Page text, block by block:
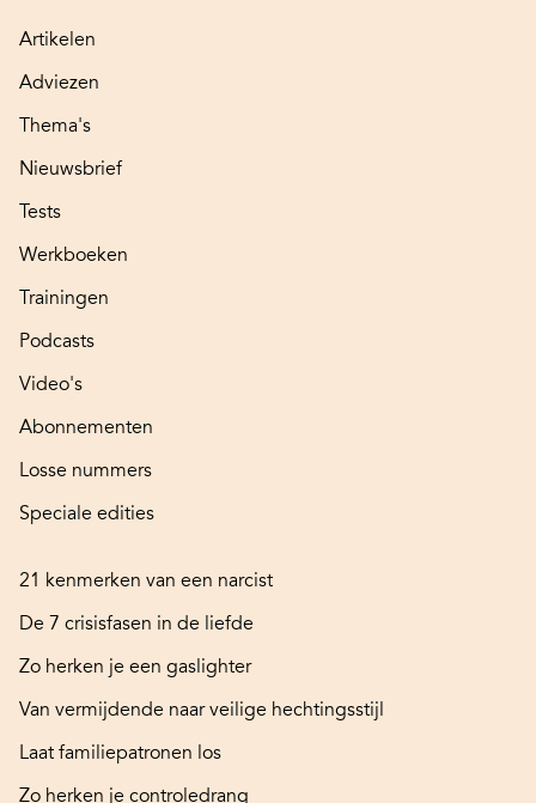
Artikelen
Adviezen
Thema's
Nieuwsbrief
Tests
Werkboeken
Trainingen
Podcasts
Video's
Abonnementen
Losse nummers
Speciale edities
21 kenmerken van een narcist
De 7 crisisfasen in de liefde
Zo herken je een gaslighter
Van vermijdende naar veilige hechtingsstijl
Laat familiepatronen los
Zo herken je controledrang